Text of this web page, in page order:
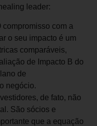
leader:
compromisso com a
o seu impacto é um
comparáveis,
de Impacto B do
de
negócio.
de fato, não
São sócios e
que a equação